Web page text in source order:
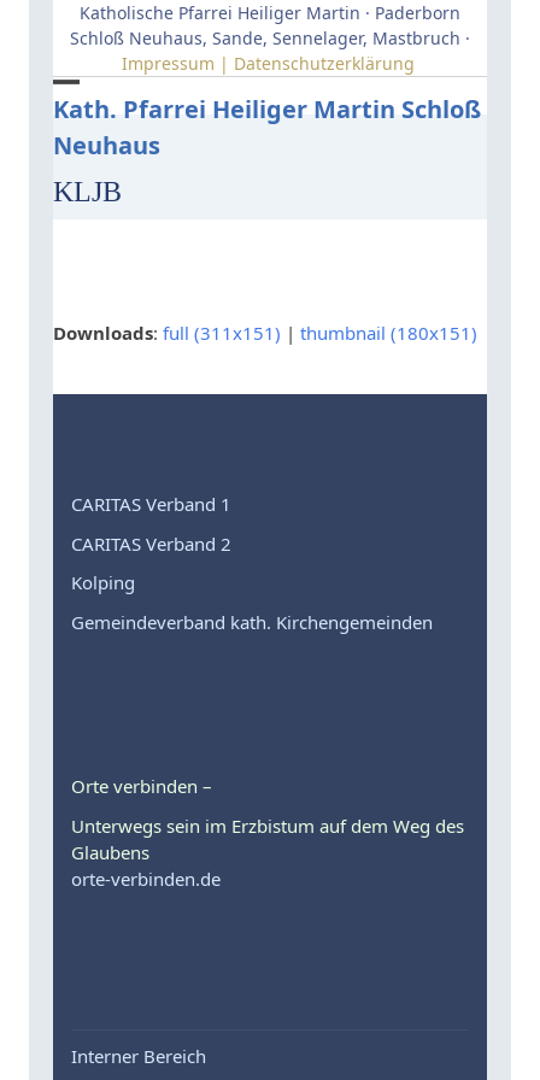
Katholische Pfarrei Heiliger Martin · Paderborn
Schloß Neuhaus, Sande, Sennelager, Mastbruch ·
Impressum | Datenschutzerklärung
Kath. Pfarrei Heiliger Martin Schloß
Neuhaus
Open
mobile
menu
Close
mobile
menu
KLJB
Downloads: full (311x151) | thumbnail (180x151)
CARITAS Verband 1
CARITAS Verband 2
Kolping
Gemeindeverband kath. Kirchengemeinden
Orte verbinden –
Unterwegs sein im Erzbistum auf dem Weg des
Glaubens
orte-verbinden.de
Interner Bereich